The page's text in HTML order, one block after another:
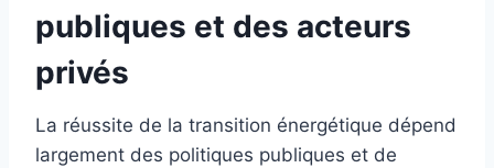
publiques et des acteurs
privés
La réussite de la transition énergétique dépend
largement des politiques publiques et de